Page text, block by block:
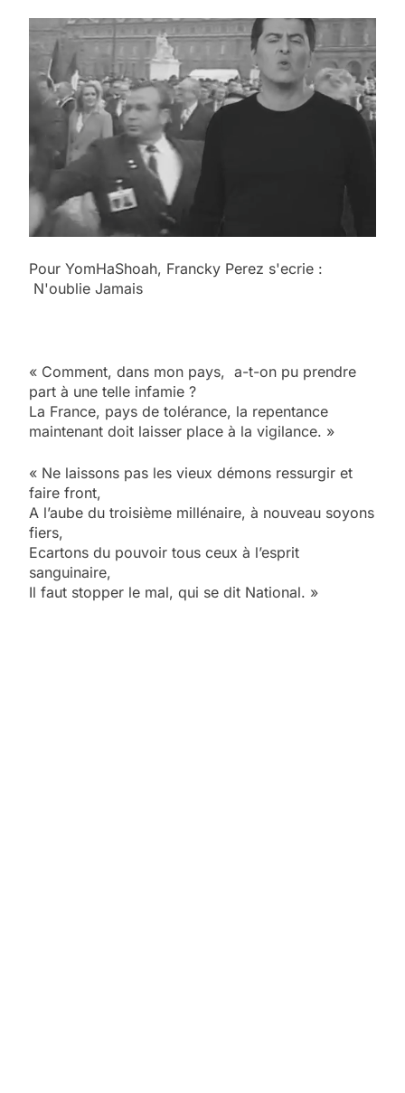
Pour YomHaShoah, Francky Perez s'ecrie :
N'oublie Jamais
« Comment, dans mon pays, a-t-on pu prendre
part à une telle infamie ?
La France, pays de tolérance, la repentance
maintenant doit laisser place à la vigilance. »
« Ne laissons pas les vieux démons ressurgir et
faire front,
A l’aube du troisième millénaire, à nouveau soyons
fiers,
Ecartons du pouvoir tous ceux à l’esprit
sanguinaire,
Il faut stopper le mal, qui se dit National. »